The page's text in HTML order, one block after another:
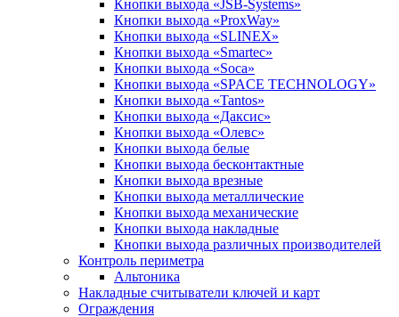
Кнопки выхода «JSB-Systems»
Кнопки выхода «ProxWay»
Кнопки выхода «SLINEX»
Кнопки выхода «Smartec»
Кнопки выхода «Soca»
Кнопки выхода «SPACE TECHNOLOGY»
Кнопки выхода «Tantos»
Кнопки выхода «Даксис»
Кнопки выхода «Олевс»
Кнопки выхода белые
Кнопки выхода бесконтактные
Кнопки выхода врезные
Кнопки выхода металлические
Кнопки выхода механические
Кнопки выхода накладные
Кнопки выхода различных производителей
Контроль периметра
Альтоника
Накладные считыватели ключей и карт
Ограждения